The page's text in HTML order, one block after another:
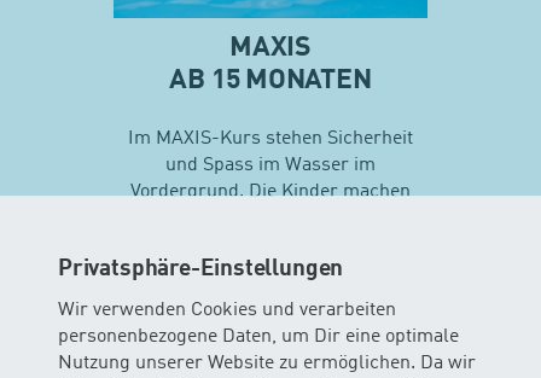
Privatsphäre-Einstellungen
Wir verwenden Cookies und verarbeiten
personenbezogene Daten, um Dir eine optimale
Nutzung unserer Website zu ermöglichen. Da wir
MAXIS
AB 15 MONATEN
Im MAXIS-Kurs stehen Sicherheit
und Spass im Wasser im
Vordergrund. Die Kinder machen
Schwimmtechniken…
Mehr zu Maxis